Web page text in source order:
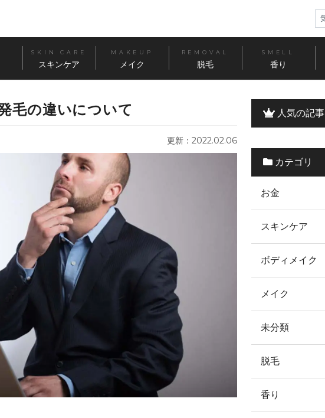
SKIN CARE
スキンケア
MAKEUP
メイク
REMOVAL
脱毛
SMELL
香り
毛の違いについて
更新：2022.02.06
人気の記事
カテゴリ
お金
スキンケア
ボディメイク
メイク
未分類
脱毛
香り